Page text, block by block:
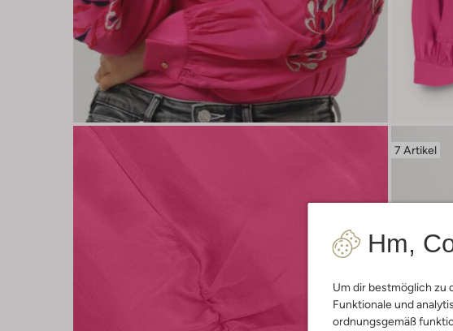
Hm,
Um dir bestmöglich zu
Funktionale und
ordnungsgemäß
7 Artikel